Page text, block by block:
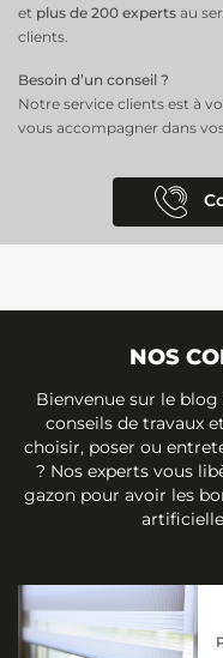
et plus de 200 experts au
clients.
Besoin d’un conseil ?
Notre service clients est à
vous accompagner dans
NOS
Bienvenue sur le
conseils de travaux
choisir, poser ou
? Nos experts vous
gazon pour avoir les